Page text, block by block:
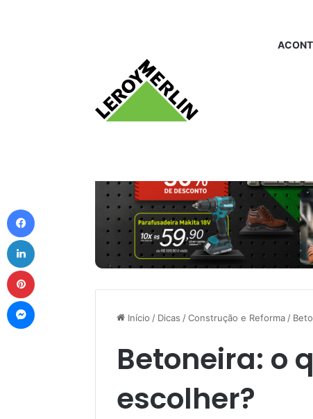
Início / Dicas /Construção e Reforma /
Betoneira: o
escolher?